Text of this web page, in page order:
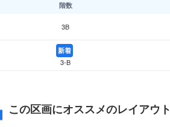
階数
3B
新着
3-B
この区画にオススメのレイアウト